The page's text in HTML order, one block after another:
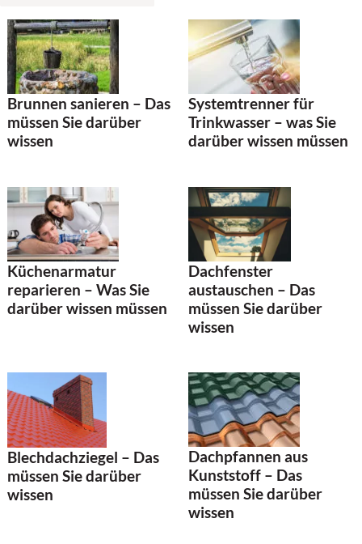
Brunnen sanieren – Das
müssen Sie darüber
wissen
Systemtrenner für
Trinkwasser – was Sie
darüber wissen müssen
Küchenarmatur
reparieren – Was Sie
darüber wissen müssen
Dachfenster
austauschen – Das
müssen Sie darüber
wissen
Blechdachziegel – Das
müssen Sie darüber
wissen
Dachpfannen aus
Kunststoff – Das
müssen Sie darüber
wissen